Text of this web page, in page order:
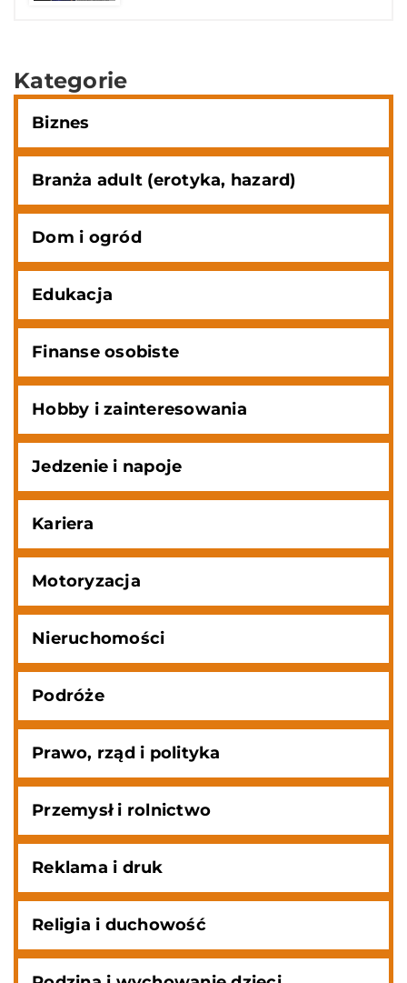
Kategorie
Biznes
Branża adult (erotyka, hazard)
Dom i ogród
Edukacja
Finanse osobiste
Hobby i zainteresowania
Jedzenie i napoje
Kariera
Motoryzacja
Nieruchomości
Podróże
Prawo, rząd i polityka
Przemysł i rolnictwo
Reklama i druk
Religia i duchowość